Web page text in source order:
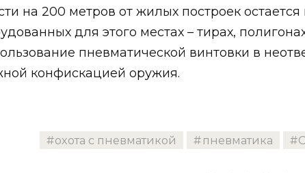
на 200 метров от жилых построек остается
для этого местах – тирах,
пневматической винтовки в
конфискацией оружия.
охота с пневматикой пневматика